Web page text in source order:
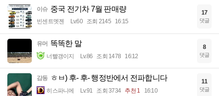
이슈 중국 전기차 7월 판매량
빈센트멧젠 Lv.60 조회 2145 16:15
17
댓글
유머 똑똑한 말
너빨갱이지 Lv.86 조회 1478 16:12
8
댓글
감동 ㅎㅂ) 후- 후- 행정반에서 전파합니다
히스파니에 Lv.91 조회 3734 추천 1 16:10
11
댓글